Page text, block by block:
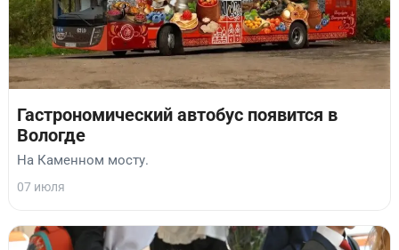
Гастрономический автобус появится в
Вологде
На Каменном мосту.
07 июля